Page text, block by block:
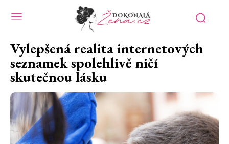
Vylepšená realita internetových
seznamek spolehlivě ničí
skutečnou lásku